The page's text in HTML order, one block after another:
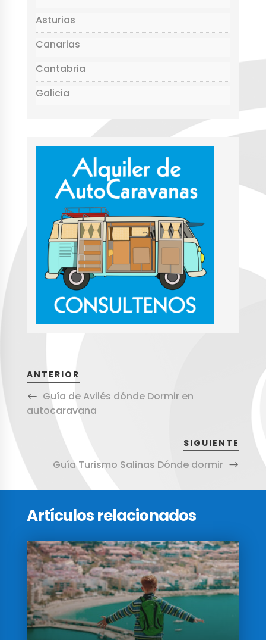
Asturias
Canarias
Cantabria
Galicia
ANTERIOR
Guía de Avilés dónde Dormir en
autocaravana
SIGUIENTE
Guía Turismo Salinas Dónde dormir
Artículos relacionados